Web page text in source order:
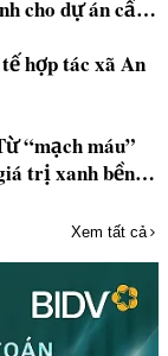
cho dự án cầu
“mạch máu”
trị xanh bền
Xem tất cả